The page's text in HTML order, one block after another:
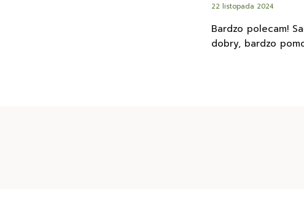
22 listopada 2024
Bardzo polecam!
dobry, bardzo